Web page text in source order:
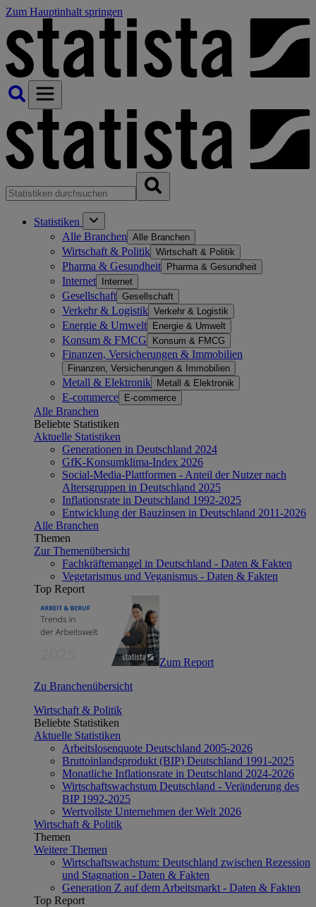
Zum Hauptinhalt springen
Statistiken
Alle Branchen Alle Branchen
Wirtschaft & Politik Wirtschaft & Politik
Pharma & Gesundheit Pharma & Gesundheit
Internet Internet
Gesellschaft Gesellschaft
Verkehr & Logistik Verkehr & Logistik
Energie & Umwelt Energie & Umwelt
Konsum & FMCG Konsum & FMCG
Finanzen, Versicherungen & Immobilien
Finanzen, Versicherungen & Immobilien
Metall & Elektronik Metall & Elektronik
E-commerce E-commerce
Alle Branchen
Beliebte Statistiken
Aktuelle Statistiken
Generationen in Deutschland 2024
GfK-Konsumklima-Index 2026
Social-Media-Plattformen - Anteil der Nutzer nach
Altersgruppen in Deutschland 2025
Inflationsrate in Deutschland 1992-2025
Entwicklung der Bauzinsen in Deutschland 2011-2026
Alle Branchen
Themen
Zur Themenübersicht
Fachkräftemangel in Deutschland - Daten & Fakten
Vegetarismus und Veganismus - Daten & Fakten
Top Report
Zum Report
Zu Branchenübersicht
Wirtschaft & Politik
Beliebte Statistiken
Aktuelle Statistiken
Arbeitslosenquote Deutschland 2005-2026
Bruttoinlandsprodukt (BIP) Deutschland 1991-2025
Monatliche Inflationsrate in Deutschland 2024-2026
Wirtschaftswachstum Deutschland - Veränderung des
BIP 1992-2025
Wertvollste Unternehmen der Welt 2026
Wirtschaft & Politik
Themen
Weitere Themen
Wirtschaftswachstum: Deutschland zwischen Rezession
und Stagnation - Daten & Fakten
Generation Z auf dem Arbeitsmarkt - Daten & Fakten
Top Report